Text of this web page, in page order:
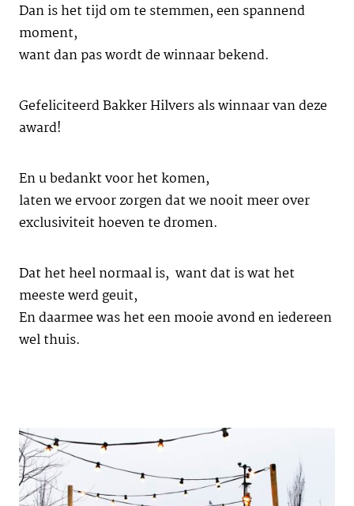
Dan is het tijd om te stemmen, een spannend
moment,
want dan pas wordt de winnaar bekend.
Gefeliciteerd Bakker Hilvers als winnaar van deze
award!
En u bedankt voor het komen,
laten we ervoor zorgen dat we nooit meer over
exclusiviteit hoeven te dromen.
Dat het heel normaal is, want dat is wat het
meeste werd geuit,
En daarmee was het een mooie avond en iedereen
wel thuis.